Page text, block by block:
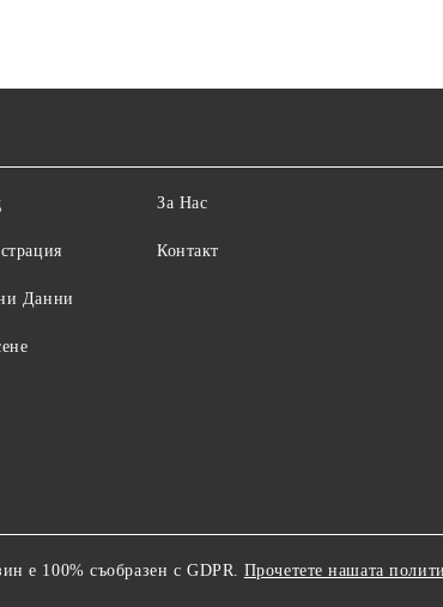
Данни
За Нас
Контакт
е 100% съобразен с GDPR. Прочетете нашата